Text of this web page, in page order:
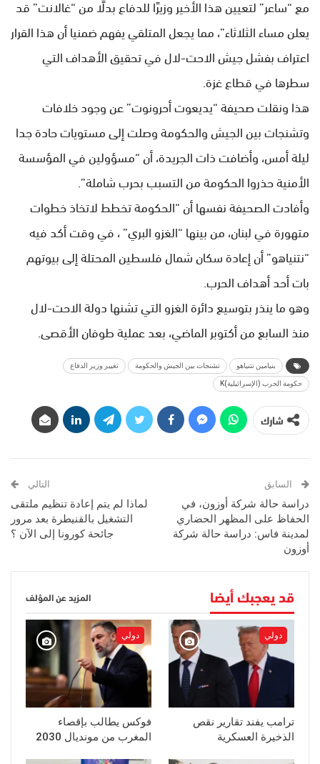
مع “ساعر” لتعيين هذا الأخير وزيرًا للدفاع بدلًا من “غالانت” قد
يعلن مساء الثلاثاء”، مما يجعل المتلقي يفهم ضمنيا أن هذا القرار
اعتراف بفشل جيش الاحت-لال في تحقيق الأهداف التي
سطرها في قطاع غزة.
هذا ونقلت صحيفة “يديعوت أحرونوت” عن وجود خلافات
وتشنجات بين الجيش والحكومة وصلت إلى مستويات حادة جدا
ليلة أمس، وأضافت ذات الجريدة، أن “مسؤولين في المؤسسة
الأمنية حذروا الحكومة من التسبب بحرب شاملة”.
وأفادت الصحيفة نفسها أن “الحكومة تخطط لاتخاذ خطوات
متهورة في لبنان، من بينها “الغزو البري” ، في وقت أكد فيه
“نتنياهو” أن إعادة سكان شمال فلسطين المحتلة إلى بيوتهم
بات أحد أهداف الحرب.
وهو ما ينذر بتوسيع دائرة الغزو التي تشنها دولة الاحت-لال
منذ السابع من أكتوبر الماضي، بعد عملية طوفان الأقصى.
بنيامين نتنياهو تشنجات بين الجيش والحكومة تغيير وزير الدفاع
حكومة الحرب (الإسرائيلية)K
شارك
السابق
دراسة حالة شركة أوزون، في
الحفاظ على المظهر الحضاري
لمدينة فاس: دراسة حالة شركة
أوزون
التالي
لماذا لم يتم إعادة تنظيم ملتقى
التشغيل بالقنيطرة بعد مرور
جائحة كورونا إلى الآن ؟
قد يعجبك أيضا المزيد عن المؤلف
دولي
ترامب يفند تقارير نقص
الذخيرة العسكرية
دولي
فوكس يطالب بإقصاء
المغرب من مونديال 2030